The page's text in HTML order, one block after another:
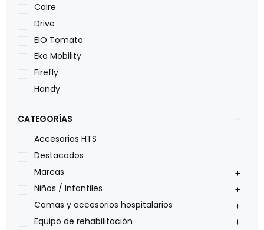
Caire
Drive
EIO Tomato
Eko Mobility
Firefly
Handy
Leggero
Lumex
Medical Store
Nidek
Oxiplus
Philips
Pride
CATEGORÍAS
Accesorios HTS
Destacados
Marcas
Niños / Infantiles
Camas y accesorios hospitalarios
Equipo de rehabilitación